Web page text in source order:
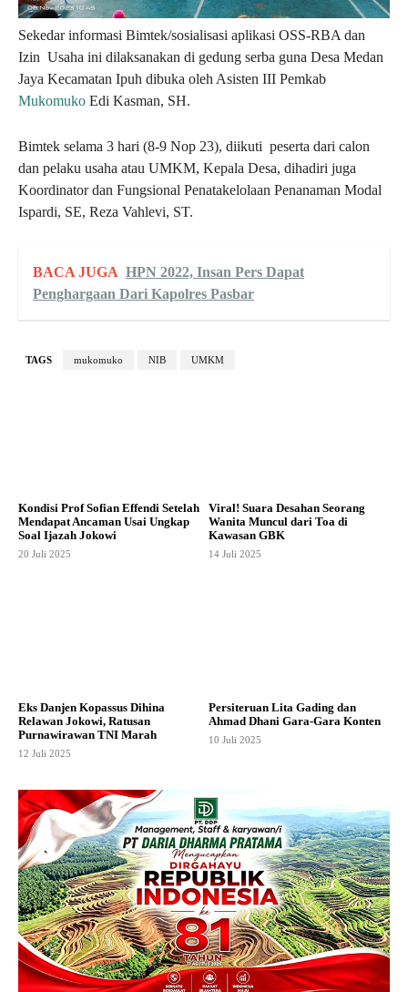
Sekedar informasi Bimtek/sosialisasi aplikasi OSS-RBA dan
Izin Usaha ini dilaksanakan di gedung serba guna Desa Medan
Jaya Kecamatan Ipuh dibuka oleh Asisten III Pemkab
Mukomuko Edi Kasman, SH.
Bimtek selama 3 hari (8-9 Nop 23), diikuti peserta dari calon
dan pelaku usaha atau UMKM, Kepala Desa, dihadiri juga
Koordinator dan Fungsional Penatakelolaan Penanaman Modal
Ispardi, SE, Reza Vahlevi, ST.
BACA JUGA HPN 2022, Insan Pers Dapat
Penghargaan Dari Kapolres Pasbar
TAGS mukomuko NIB UMKM
Kondisi Prof Sofian Effendi Setelah
Mendapat Ancaman Usai Ungkap
Soal Ijazah Jokowi
20 Juli 2025
Viral! Suara Desahan Seorang
Wanita Muncul dari Toa di
Kawasan GBK
14 Juli 2025
Eks Danjen Kopassus Dihina
Relawan Jokowi, Ratusan
Purnawirawan TNI Marah
12 Juli 2025
Persiteruan Lita Gading dan
Ahmad Dhani Gara-Gara Konten
10 Juli 2025